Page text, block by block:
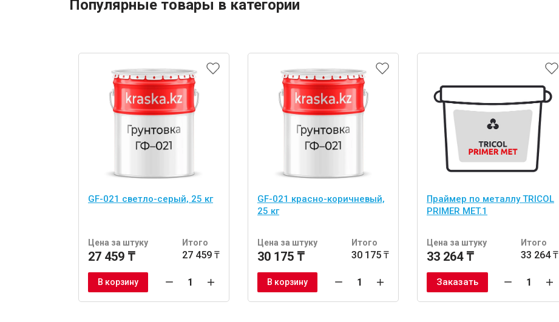
Популярные товары в категории
GF-021 светло-серый, 25 кг
Цена за штуку
27 459 ₸
Итого
27 459 ₸
В корзину
GF-021 красно-коричневый,
25 кг
Цена за штуку
30 175 ₸
Итого
30 175 ₸
В корзину
Праймер по металлу TRICOL
PRIMER MET.1
Цена за штуку
33 264 ₸
Итого
33 264 ₸
Заказать